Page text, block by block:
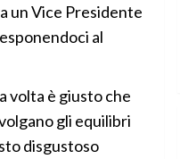
un Vice Presidente
al
volta è giusto che
gli equilibri
disgustoso